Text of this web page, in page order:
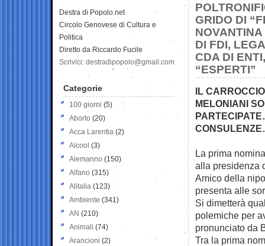
GRIDO DI
DI FDI,
CDA DI
“ESPERTI”
IL
MELONIANI
La prima
alla presidenza
Amico della
presenta alle
Si dimetterà
polemiche per
pronunciato da
Tra la prima
Destra di Popolo.net
Circolo Genovese di Cultura e
Politica
Diretto da Riccardo Fucile
Scrivici: destradipopolo@gmail.com
Categorie
100 giorni (5)
Aborto (20)
Acca Larentia (2)
Alcool (3)
Alemanno (150)
Alfano (315)
Alitalia (123)
Ambiente (341)
AN (210)
Animali (74)
Arancioni (2)